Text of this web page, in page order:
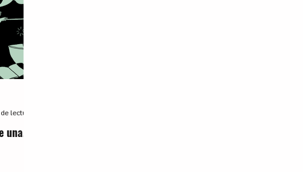
(Y
lectura